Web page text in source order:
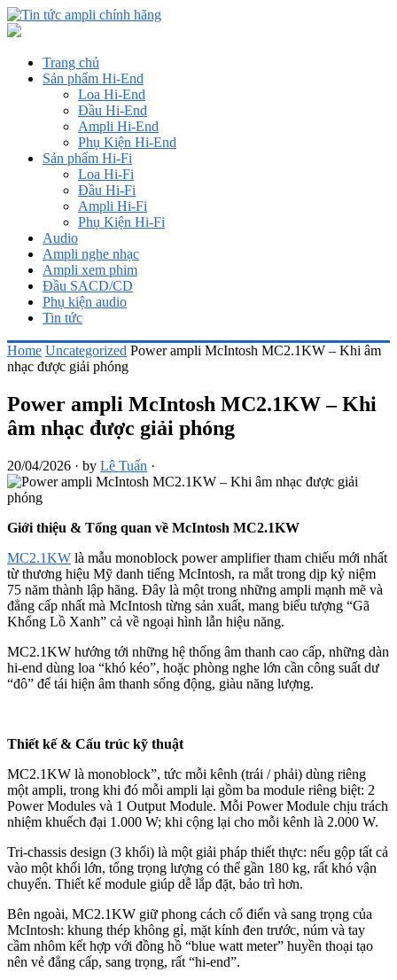
Trang chủ
Sản phẩm Hi-End
Loa Hi-End
Đầu Hi-End
Ampli Hi-End
Phụ Kiện Hi-End
Sản phẩm Hi-Fi
Loa Hi-Fi
Đầu Hi-Fi
Ampli Hi-Fi
Phụ Kiện Hi-Fi
Audio
Ampli nghe nhạc
Ampli xem phim
Đầu SACD/CD
Phụ kiện audio
Tin tức
Home Uncategorized Power ampli McIntosh MC2.1KW – Khi âm
nhạc được giải phóng
Power ampli McIntosh MC2.1KW – Khi
âm nhạc được giải phóng
20/04/2026 · by Lê Tuấn ·
Giới thiệu & Tổng quan về McIntosh MC2.1KW
MC2.1KW là mẫu monoblock power amplifier tham chiếu mới nhất
từ thương hiệu Mỹ danh tiếng McIntosh, ra mắt trong dịp kỷ niệm
75 năm thành lập hãng. Đây là một trong những ampli mạnh mẽ và
đẳng cấp nhất mà McIntosh từng sản xuất, mang biểu tượng “Gã
Khổng Lồ Xanh” cả về ngoại hình lẫn hiệu năng.
MC2.1KW hướng tới những hệ thống âm thanh cao cấp, những dàn
hi-end dùng loa “khó kéo”, hoặc phòng nghe lớn cần công suất dư
“đô” để tái hiện âm thanh sống động, giàu năng lượng.
Thiết kế & Cấu trúc kỹ thuật
MC2.1KW là monoblock”, tức mỗi kênh (trái / phải) dùng riêng
một ampli, trong khi đó mỗi ampli lại gồm ba module riêng biệt: 2
Power Modules và 1 Output Module. Mỗi Power Module chịu trách
nhiệm khuếch đại 1.000 W; khi cộng lại cho mỗi kênh là 2.000 W.
Tri-chassis design (3 khối) là một giải pháp thiết thực: nếu gộp tất cả
vào một khối lớn, tổng trọng lượng có thể gần 180 kg, rất khó vận
chuyển. Thiết kế module giúp dễ lắp đặt, bảo trì hơn.
Bên ngoài, MC2.1KW giữ phong cách cổ điển và sang trọng của
McIntosh: khung thép không gỉ, mặt kính đen trước, núm và tay
cầm nhôm kết hợp với đồng hồ “blue watt meter” huyền thoại tạo
nên vẻ đẳng cấp, sang trọng, rất “hi-end”.